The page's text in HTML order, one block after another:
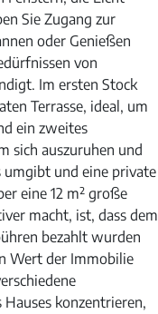
Sie Zugang zur
oder Genießen
von
Im ersten Stock
Terrasse, ideal, um
ein zweites
sich auszuruhen und
umgibt und eine private
eine 12 m² große
macht, ist, dass dem
bezahlt wurden
Wert der Immobilie
konzentrieren,